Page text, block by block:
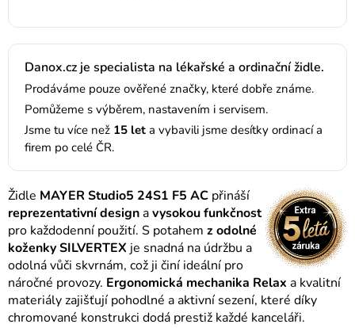
Danox.cz je specialista na lékařské a ordinační židle.
Prodáváme pouze ověřené značky, které dobře známe.
Pomůžeme s výběrem, nastavením i servisem.
Jsme tu více než 15 let a vybavili jsme desítky ordinací a
firem po celé ČR.
Židle MAYER Studio5 24S1 F5 AC přináší
reprezentativní designavysokou funkčnost
pro každodenní použití. S potahem z odolné
koženky SILVERTEX je snadná na údržbu a
odolná vůči skvrnám, což ji činí ideální pro
náročné provozy. Ergonomická mechanika Relax a kvalitní
materiály zajišťují pohodlné a aktivní sezení, které díky
chromované konstrukci dodá prestiž každé kanceláři.